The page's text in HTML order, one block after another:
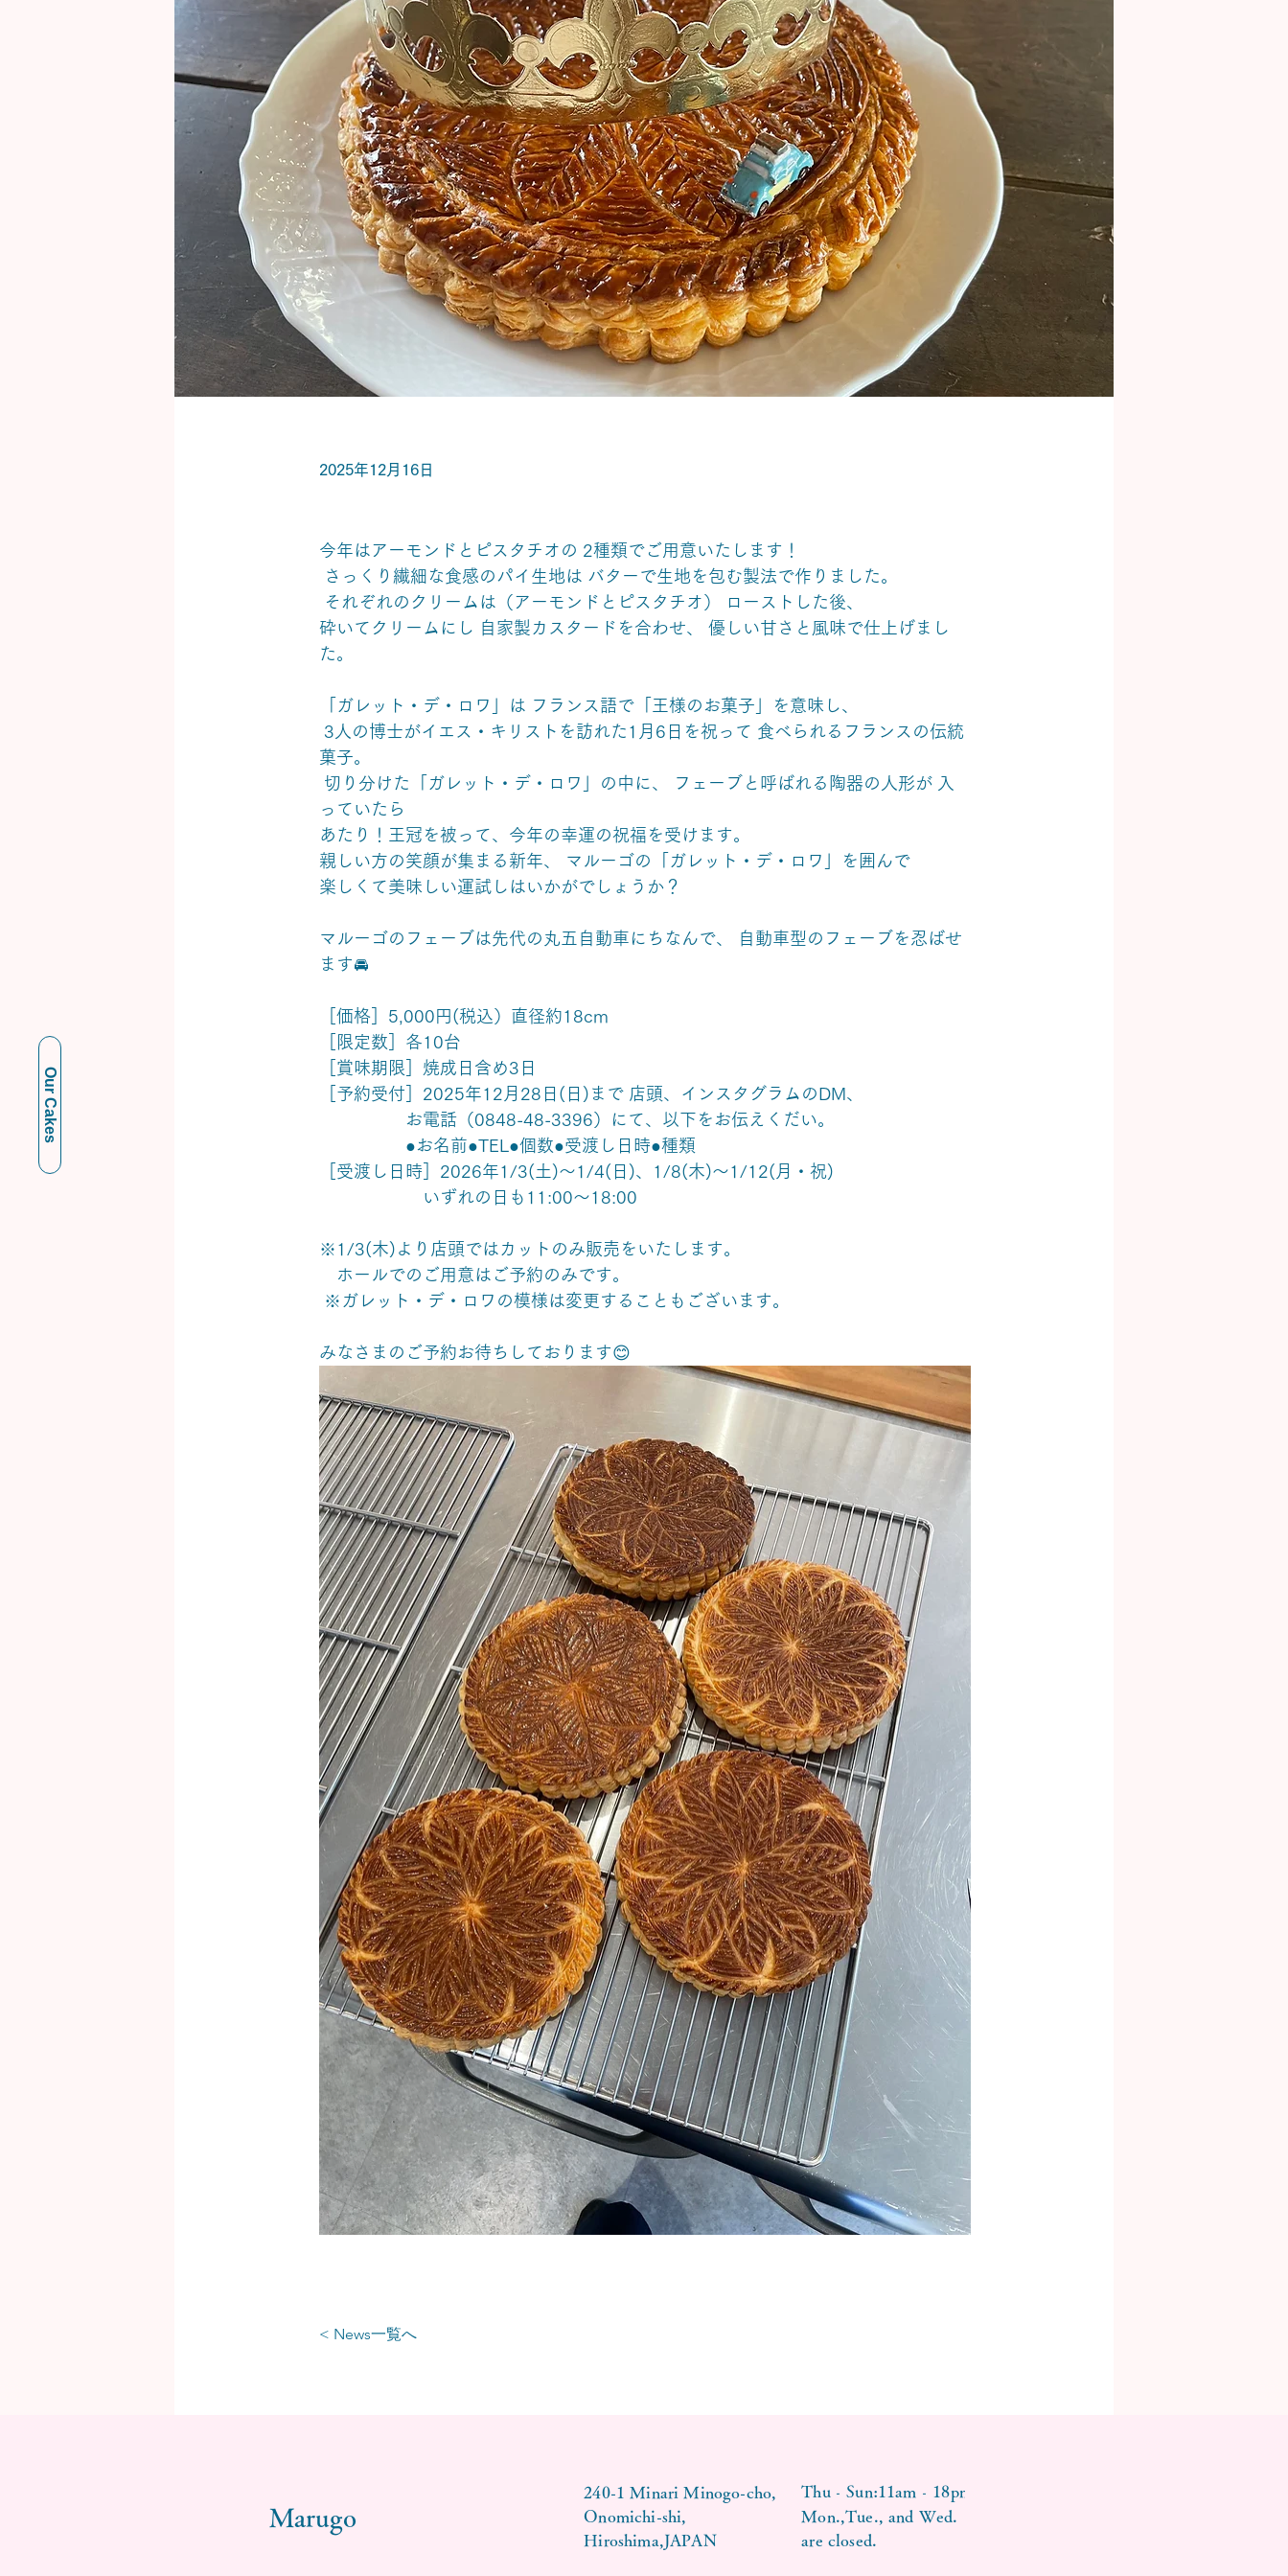
Our Cakes
2025年12月16日
今年はアーモンドとピスタチオの 2種類でご用意いたします！
さっくり繊細な食感のパイ生地は バターで生地を包む製法で作りました。
それぞれのクリームは（アーモンドとピスタチオ） ローストした後、
砕いてクリームにし 自家製カスタードを合わせ、 優しい甘さと風味で仕上げまし
た。
「ガレット・デ・ロワ」は フランス語で「王様のお菓子」を意味し、
菓子。
っていたら
あたり！王冠を被って、今年の幸運の祝福を受けます。
親しい方の笑顔が集まる新年、 マルーゴの「ガレット・デ・ロワ」を囲んで
楽しくて美味しい運試しはいかがでしょうか？
マルーゴのフェーブは先代の丸五自動車にちなんで、 自動車型のフェーブを忍ばせ
ます🚘
［価格］5,000円(税込）直径約18cm
［限定数］各10台
［賞味期限］焼成日含め3日
［予約受付］2025年12月28日(日)まで 店頭、インスタグラムのDM、
お電話（0848-48-3396）にて、以下をお伝えくだい。
●お名前●TEL●個数●受渡し日時●種類
［受渡し日時］2026年1/3(土)〜1/4(日)、1/8(木)〜1/12(月・祝)
いずれの日も11:00〜18:00
※1/3(木)より店頭ではカットのみ販売をいたします。
ホールでのご用意はご予約のみです。
※ガレット・デ・ロワの模様は変更することもございます。
みなさまのご予約お待ちしております😊
< News一覧へ
Marugo
240-1 Minari Minogo-cho,
Onomichi-shi,
Hiroshima,JAPAN
Thu - Sun:11am - 18pm
Mon.,Tue., and Wed.
are closed.